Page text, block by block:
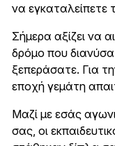
να εγκαταλείπετε
Σήμερα αξίζει να
δρόμο που
ξεπεράσατε. Για
εποχή γεμάτη
Μαζί με εσάς
σας, οι